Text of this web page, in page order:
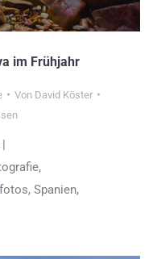
im Frühjahr
Von David Köster
Spanien,